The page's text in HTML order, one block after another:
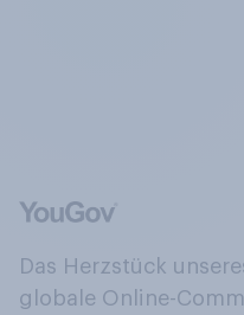
Das Herzstück
globale Online-